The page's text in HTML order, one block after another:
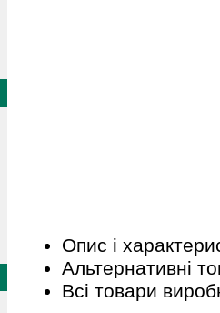
Опис і
Альтернативні
Всі товари